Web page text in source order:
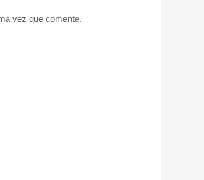
vez que comente.